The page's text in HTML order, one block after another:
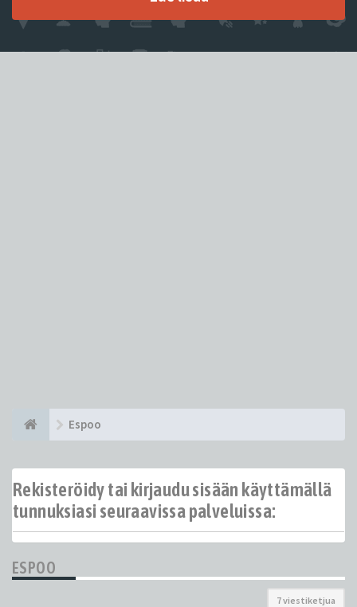
Espoo
Rekisteröidy tai kirjaudu sisään käyttämällä
tunnuksiasi seuraavissa palveluissa:
ESPOO
7 viestiketjua